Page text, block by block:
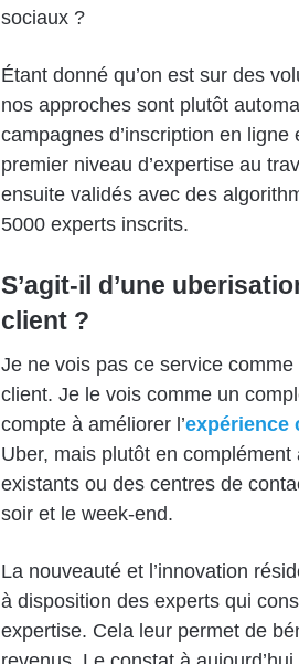
sociaux ?
Étant donné qu’on est sur des
nos approches sont plutôt
campagnes d’inscription en
premier niveau d’expertise au
ensuite validés avec des
5000 experts inscrits.
S’agit-il d’une
client ?
Je ne vois pas ce service
client. Je le vois comme un
compte à améliorer l’expérience
Uber, mais plutôt en
existants ou des centres de
soir et le week-end.
La nouveauté et l’innovation
à disposition des experts qui
expertise. Cela leur permet de